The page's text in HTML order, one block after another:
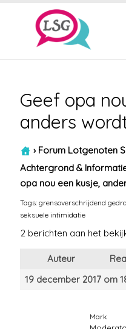
Geef opa
anders
› Forum Lotgenoten
Achtergrond &
opa nou een kusje,
Tags:grensoverschrijdend
seksuele intimidatie
2 berichten aan het
Auteur
19 december 2017 om
Mark